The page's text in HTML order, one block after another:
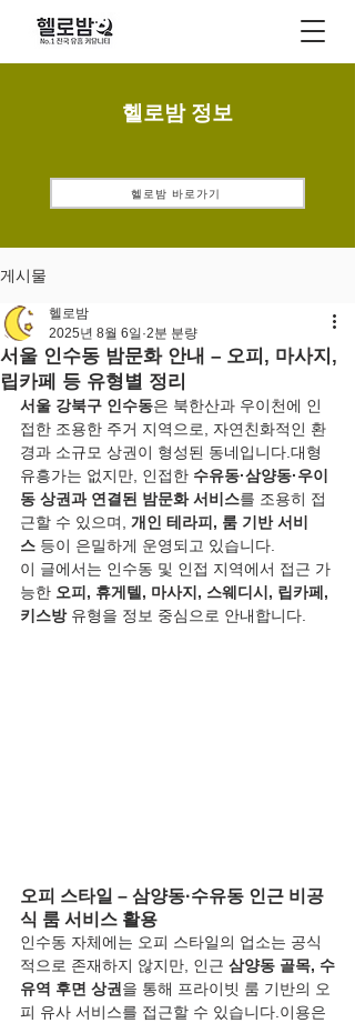
헬로밤 정보
헬로밤 바로가기
게시물
서울 인수동 밤문화 안내 – 오피, 마사지,
립카페 등 유형별 정리
헬로밤
2025년 8월 6일 2분 분량
서울 강북구 인수동은 북한산과 우이천에 인
접한 조용한 주거 지역으로, 자연친화적인 환
경과 소규모 상권이 형성된 동네입니다.대형
유흥가는 없지만, 인접한 수유동·삼양동·우이
동 상권과 연결된 밤문화 서비스를 조용히 접
근할 수 있으며, 개인 테라피, 룸 기반 서비
스 등이 은밀하게 운영되고 있습니다.
이 글에서는 인수동 및 인접 지역에서 접근 가
능한 오피, 휴게텔, 마사지, 스웨디시, 립카페,
키스방 유형을 정보 중심으로 안내합니다.
오피 스타일 – 삼양동·수유동 인근 비공
식 룸 서비스 활용
인수동 자체에는 오피 스타일의 업소는 공식
적으로 존재하지 않지만, 인근 삼양동 골목, 수
유역 후면 상권을 통해 프라이빗 룸 기반의 오
피 유사 서비스를 접근할 수 있습니다.이용은